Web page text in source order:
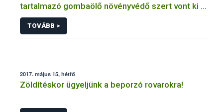
tartalmazó gombaölő növényvédő szert vont ki a
forgalomból a NÉBIH
TOVÁBB >
2017. május 15, hétfő
Zöldítéskor ügyeljünk a beporzó rovarokra!